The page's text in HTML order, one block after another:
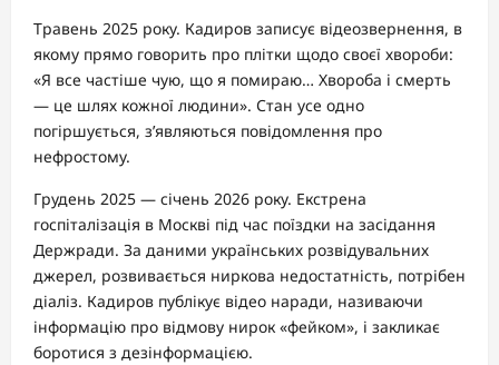
Травень 2025 року. Кадиров записує відеозвернення, в
якому прямо говорить про плітки щодо своєї хвороби:
«Я все частіше чую, що я помираю… Хвороба і смерть
— це шлях кожної людини». Стан усе одно
погіршується, з’являються повідомлення про
нефростому.
Грудень 2025 — січень 2026 року. Екстрена
госпіталізація в Москві під час поїздки на засідання
Держради. За даними українських розвідувальних
джерел, розвивається ниркова недостатність, потрібен
діаліз. Кадиров публікує відео наради, називаючи
інформацію про відмову нирок «фейком», і закликає
боротися з дезінформацією.